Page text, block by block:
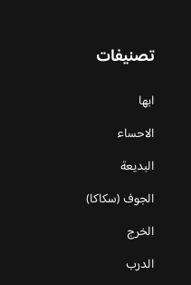
تصنيفات
ابها
الاحساء
البديعة
الجوف (سكاكا)
الخرج
الدرب